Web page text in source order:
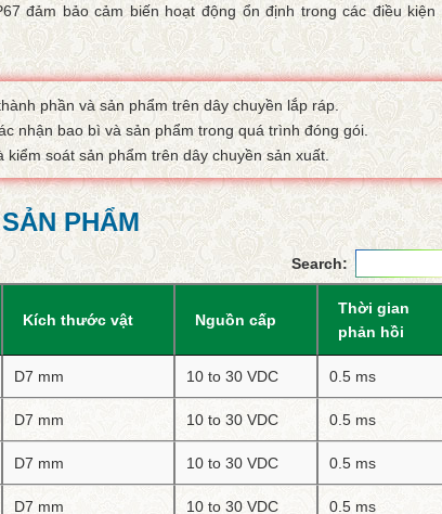
đảm bảo cảm biến hoạt động ổn định trong các điều
phần và sản phẩm trên dây chuyền lắp ráp.
nhận bao bì và sản phẩm trong quá trình đóng gói.
kiểm soát sản phẩm trên dây chuyền sản xuất.
PHẨM
Search:
Kích thước vật Nguồn cấp
Thời gian
phản hồi
D7 mm 10 to 30 VDC 0.5 ms
D7 mm 10 to 30 VDC 0.5 ms
D7 mm 10 to 30 VDC 0.5 ms
D7 mm 10 to 30 VDC 0.5 ms